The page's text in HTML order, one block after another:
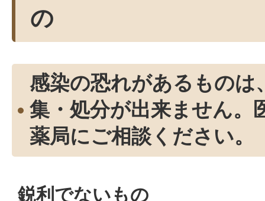
の
感染の恐れがあるものは
集・処分が出来ません。
薬局にご相談ください。
鋭利でないもの